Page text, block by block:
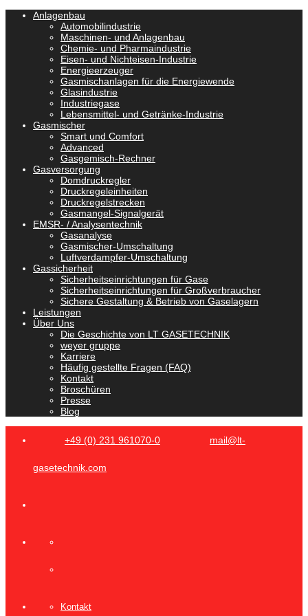
Anlagenbau
Automobilindustrie
Maschinen- und Anlagenbau
Chemie- und Pharmaindustrie
Eisen- und Nichteisen-Industrie
Energieerzeuger
Gasmischanlagen für die Energiewende
Glasindustrie
Industriegase
Lebensmittel- und Getränke-Industrie
Gasmischer
Smart und Comfort
Advanced
Gasgemisch-Rechner
Gasversorgung
Domdruckregler
Druckregeleinheiten
Druckregelstrecken
Gasmangel-Signalgerät
EMSR- / Analysentechnik
Gasanalyse
Gasmischer-Umschaltung
Luftverdampfer-Umschaltung
Gassicherheit
Sicherheitseinrichtungen für Gase
Sicherheitseinrichtungen für Großverbraucher
Sichere Gestaltung & Betrieb von Gaselagern
Leistungen
Über Uns
Die Geschichte von LT GASETECHNIK
weyer gruppe
Karriere
Häufig gestellte Fragen (FAQ)
Kontakt
Broschüren
Presse
Blog
+49 (0) 231 961070-0 mail@lt-
gasetechnik.com
Kontakt